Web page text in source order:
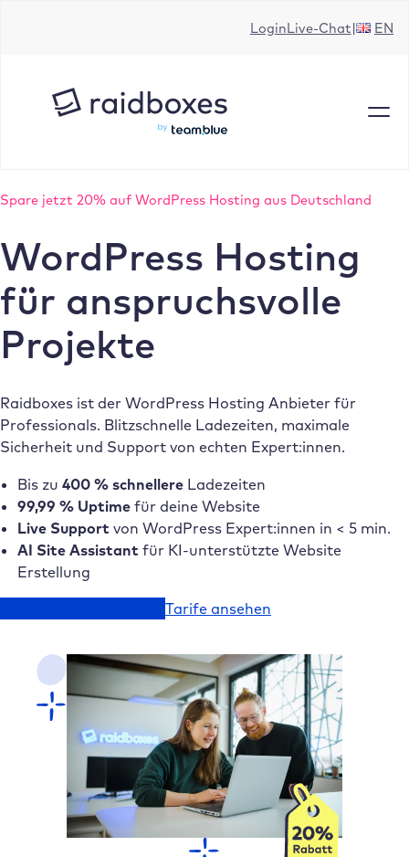
LoginLive-Chat EN
Spare jetzt 20% auf WordPress Hosting aus Deutschland
WordPress Hosting
für anspruchsvolle
Projekte
Raidboxes ist der WordPress Hosting Anbieter für
Professionals. Blitzschnelle Ladezeiten, maximale
Sicherheit und Support von echten Expert:innen.
Bis zu 400 % schnellereLadezeiten
99,99 % Uptimefür deine Website
Live Support von WordPress Expert:innen in < 5 min.
AI Site Assistant für KI-unterstützte Website
Erstellung
Tarife ansehen